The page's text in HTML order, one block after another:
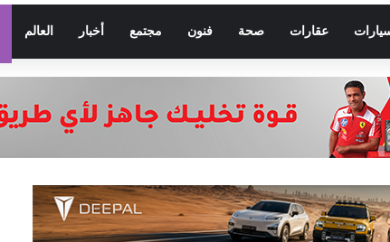
عقارات صحة فنون مجتمع أخبار العالم